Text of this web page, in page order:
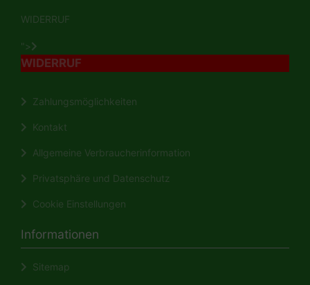
WIDERRUF
">
WIDERRUF
Zahlungsmöglichkeiten
Kontakt
Allgemeine Verbraucherinformation
Privatsphäre und Datenschutz
Cookie Einstellungen
Informationen
Sitemap